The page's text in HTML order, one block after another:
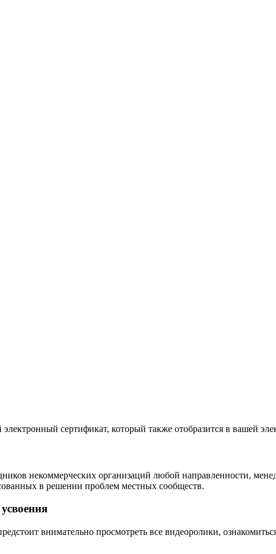
сертификат, который также отобразится в вашей
некоммерческих организаций любой направленности,
в решении проблем местных сообществ.
внимательно просмотреть все видеоролики,